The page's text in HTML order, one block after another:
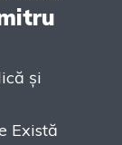
și
Există